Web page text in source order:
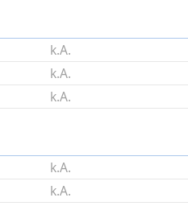
k.A.
k.A.
k.A.
k.A.
k.A.